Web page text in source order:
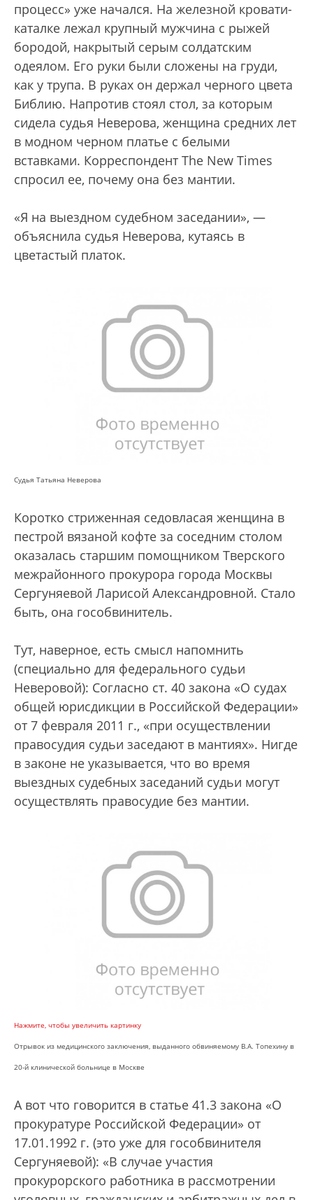
процесс» уже начался. На железной кровати-
каталке лежал крупный мужчина с рыжей
бородой, накрытый серым солдатским
одеялом. Его руки были сложены на груди,
как у трупа. В руках он держал черного цвета
Библию. Напротив стоял стол, за которым
сидела судья Неверова, женщина средних лет
в модном черном платье с белыми
вставками. Корреспондент The New Times
спросил ее, почему она без мантии.
«Я на выездном судебном заседании», —
объяснила судья Неверова, кутаясь в
цветастый платок.
Судья Татьяна Неверова
Коротко стриженная седовласая женщина в
пестрой вязаной кофте за соседним столом
оказалась старшим помощником Тверского
межрайонного прокурора города Москвы
Сергуняевой Ларисой Александровной. Стало
быть, она гособвинитель.
Тут, наверное, есть смысл напомнить
(специально для федерального судьи
Неверовой): Согласно ст. 40 закона «О судах
общей юрисдикции в Российской Федерации»
от 7 февраля 2011 г., «при осуществлении
правосудия судьи заседают в мантиях». Нигде
в законе не указывается, что во время
выездных судебных заседаний судьи могут
осуществлять правосудие без мантии.
Нажмите, чтобы увеличить картинку
Отрывок из медицинского заключения, выданного обвиняемому В.А. Топехину в
20-й клинической больнице в Москве
А вот что говорится в статье 41.3 закона «О
прокуратуре Российской Федерации» от
17.01.1992 г. (это уже для гособвинителя
Сергуняевой): «В случае участия
прокурорского работника в рассмотрении